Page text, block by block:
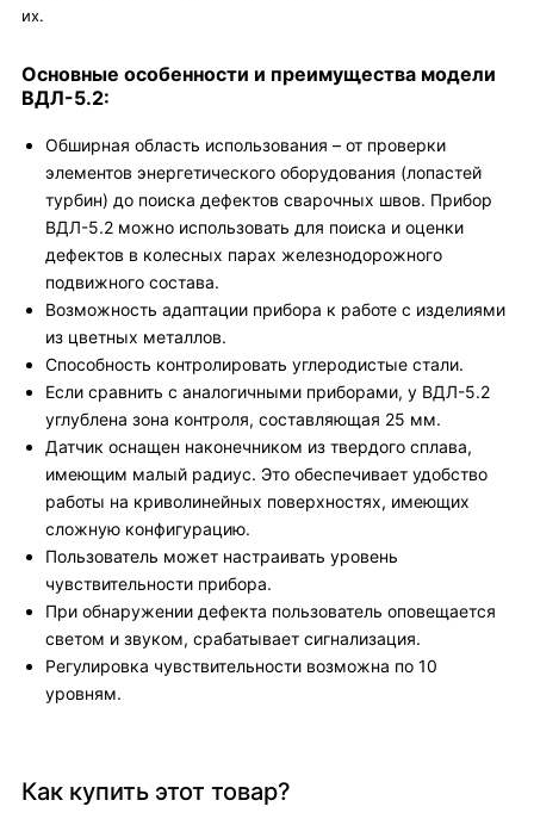
их.
Основные особенности и преимущества модели
ВДЛ-5.2:
Обширная область использования – от проверки
элементов энергетического оборудования (лопастей
турбин) до поиска дефектов сварочных швов. Прибор
ВДЛ-5.2 можно использовать для поиска и оценки
дефектов в колесных парах железнодорожного
подвижного состава.
Возможность адаптации прибора к работе с изделиями
из цветных металлов.
Способность контролировать углеродистые стали.
Если сравнить с аналогичными приборами, у ВДЛ-5.2
углублена зона контроля, составляющая 25 мм.
Датчик оснащен наконечником из твердого сплава,
имеющим малый радиус. Это обеспечивает удобство
работы на криволинейных поверхностях, имеющих
сложную конфигурацию.
Пользователь может настраивать уровень
чувствительности прибора.
При обнаружении дефекта пользователь оповещается
светом и звуком, срабатывает сигнализация.
Регулировка чувствительности возможна по 10
уровням.
Как купить этот товар?